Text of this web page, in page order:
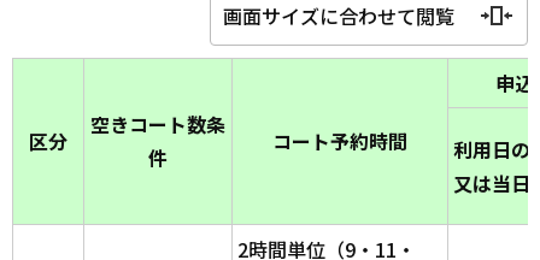
画面サイズに合わせて閲覧
区分
空きコート数条
件
コート予約時間
申
利用日の
又は当日
2時間単位（9・11・